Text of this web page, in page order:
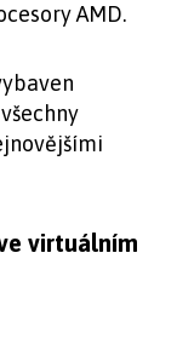
AMD.
virtuálním